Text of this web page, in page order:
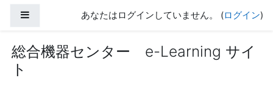
サイドパネルあなたはログインしていません。 (ログイン)
総合機器センター e-Learning サイ
ト